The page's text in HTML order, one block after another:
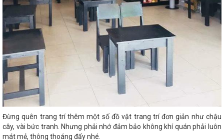
Đừng quên trang trí thêm một số đồ vật trang trí đơn giản như chậu
cây, vài bức tranh. Nhưng phải nhớ đảm bảo không khí quán phải luôn
mát mẻ, thông thoáng đấy nhé.